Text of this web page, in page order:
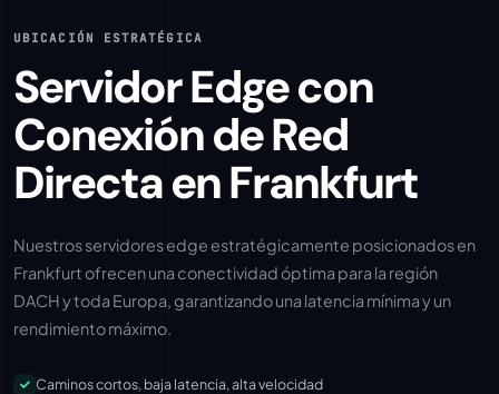
UBICACIÓN ESTRATÉGICA
Servidor Edge con
Conexión de Red
Directa en Frankfurt
Nuestros servidores edge estratégicamente posicionados en
Frankfurt ofrecen una conectividad óptima para la región
DACH y toda Europa, garantizando una latencia mínima y un
rendimiento máximo.
Caminos cortos, baja latencia, alta velocidad